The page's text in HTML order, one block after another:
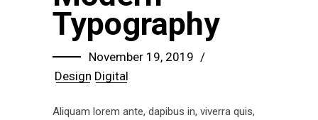
Typography
November 19, 2019
Design Digital
Aliquam lorem ante, dapibus in, viverra quis,